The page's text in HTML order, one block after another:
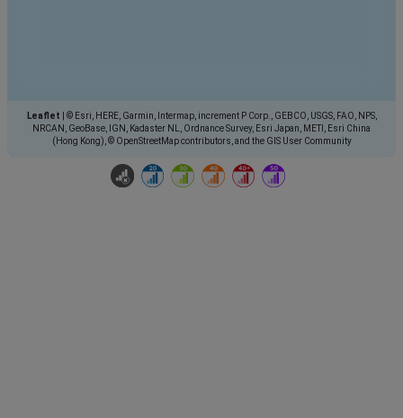
Leaflet
© Esri, HERE, Garmin, Intermap, increment P Corp., GEBCO, USGS, FAO, NPS,
NRCAN, GeoBase, IGN, Kadaster NL, Ordnance Survey, Esri Japan, METI, Esri China
(Hong Kong), © OpenStreetMap contributors, and the GIS User Community